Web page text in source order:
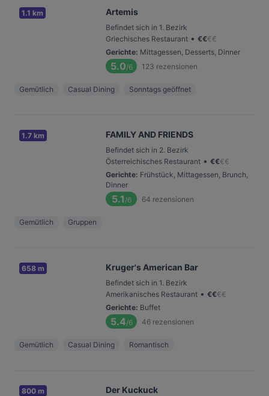
1.1 km Artemis
Befindet sich in 1. Bezirk
Griechisches Restaurant • €€€€
Gerichte: Mittagessen, Desserts, Dinner
5.0/6 123 rezensionen
Gemütlich Casual Dining Sonntags geöffnet
1.7 km FAMILY AND FRIENDS
Befindet sich in 2. Bezirk
Österreichisches Restaurant • €€€€
Gerichte: Frühstück, Mittagessen, Brunch,
Dinner
5.1 /6 64 rezensionen
Gemütlich Gruppen
658 m Kruger's American Bar
Befindet sich in 1. Bezirk
Amerikanisches Restaurant • €€€€
Gerichte: Buffet
5.4/6 46 rezensionen
Gemütlich Casual Dining Romantisch
800 m Der Kuckuck